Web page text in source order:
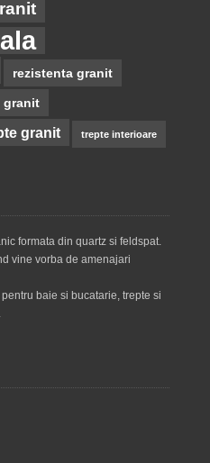
rezistenta granit
granit
granit trepte interioare
formata din quartz si feldspat.
vine vorba de amenajari
baie si bucatarie, trepte si